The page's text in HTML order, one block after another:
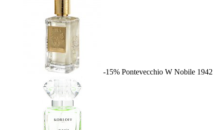
-15% Pontevecchio W Nobile 1942